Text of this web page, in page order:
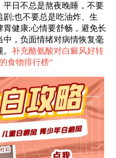
日不总是熬夜晚睡，不要
;也不要总是吃油炸、生
健康;心情要舒畅，避免长
，负面情绪对病情恢复毫
补充酪氨酸对白癜风好转
食物排行榜”